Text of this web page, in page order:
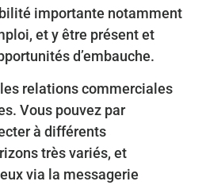
importante notamment
et y être présent et
d’embauche.
relations commerciales
Vous pouvez par
à différents
très variés, et
via la messagerie